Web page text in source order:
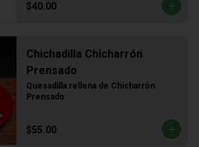
$40.00
Chichadilla Chicharrón
Prensado
Quesadilla rellena de Chicharrón
Prensado
$55.00